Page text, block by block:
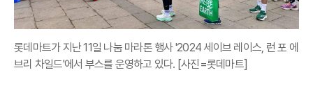
롯데마트가 지난 11일 나눔 마라톤 행사 '2024 세이브 레이스, 런 포 에
브리 차일드'에서 부스를 운영하고 있다. [사진=롯데마트]